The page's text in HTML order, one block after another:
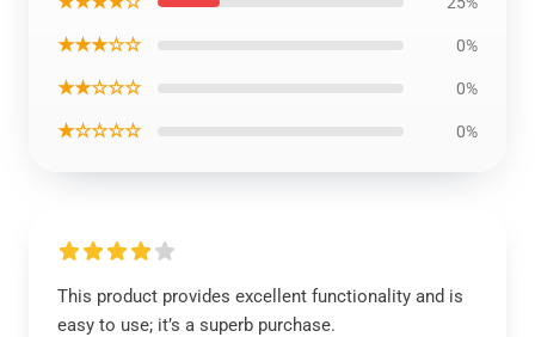
★★★☆☆ 0%
★★☆☆☆ 0%
★☆☆☆☆ 0%
This product provides excellent functionality and is
easy to use; it’s a superb purchase.